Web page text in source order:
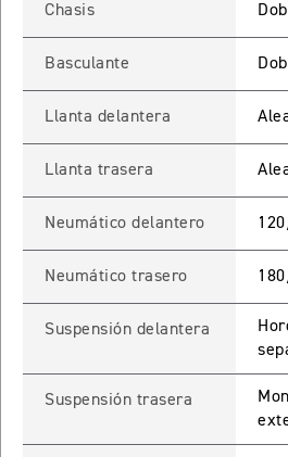
NEWDAYTONA 660
Precio desde $10.590.000
Precio desde $11.690.000
NEWTRIDENT 800
Chasis
Basculante
Llanta delantera
Llanta trasera
Neumático delantero
Neumático trasero
Suspensión delantera
Suspensión trasera